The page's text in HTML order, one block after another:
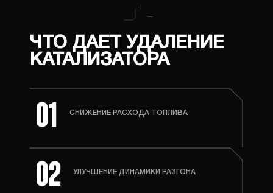
ЧТО ДАЕТ УДАЛЕНИЕ
КАТАЛИЗАТОРА
01 СНИЖЕНИЕ РАСХОДА ТОПЛИВА
02 УЛУЧШЕНИЕ ДИНАМИКИ РАЗГОНА